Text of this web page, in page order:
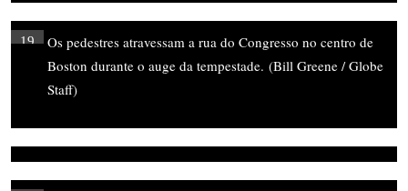
19
Os pedestres atravessam a rua do Congresso no centro de
Boston durante o auge da tempestade. (Bill Greene / Globe
Staff)